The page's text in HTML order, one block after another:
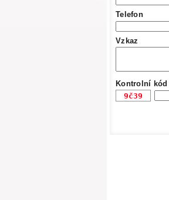
Telefon
Vzkaz
Kontrolní kód